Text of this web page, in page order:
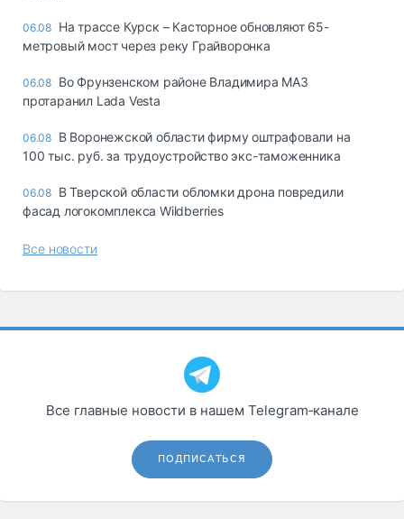
06.08 На трассе Курск – Касторное обновляют 65-
метровый мост через реку Грайворонка
06.08 Во Фрунзенском районе Владимира МАЗ
протаранил Lada Vesta
06.08 В Воронежской области фирму оштрафовали на
100 тыс. руб. за трудоустройство экс-таможенника
06.08 В Тверской области обломки дрона повредили
фасад логокомплекса Wildberries
Все новости
Все главные новости в нашем Telegram‑канале
ПОДПИСАТЬСЯ